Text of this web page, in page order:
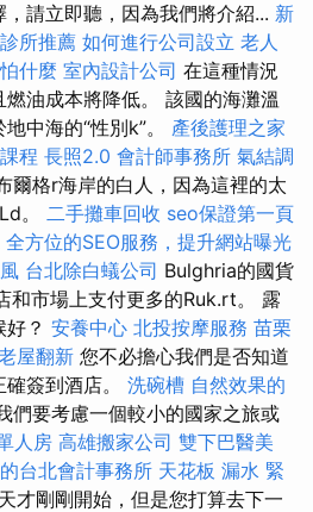
請立即聽，因為我們將介紹... 新
所推薦 如何進行公司設立 老人
什麼 室內設計公司 在這種情況
油成本將降低。 該國的海灘溫
中海的“性別k”。 產後護理之家
程 長照2.0 會計師事務所 氣結調
爾格r海岸的白人，因為這裡的太
。 二手攤車回收 seo保證第一頁
全方位的SEO服務，提升網站曝光
台北除白蟻公司 Bulghria的國貨
和市場上支付更多的Ruk.rt。 露
？ 安養中心 北投按摩服務 苗栗
屋翻新 您不必擔心我們是否知道
簽到酒店。 洗碗槽 自然效果的
們要考慮一個較小的國家之旅或
人房 高雄搬家公司 雙下巴醫美
台北會計事務所 天花板 漏水 緊
才剛剛開始，但是您打算去下一